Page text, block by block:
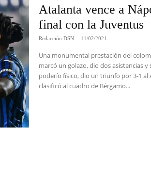
Atalanta vence a
final con la Juventus
Redacción DSN - 11/02/2021
Una monumental prestación del
marcó un golazo, dio dos asistencias
poderío físico, dio un triunfo por 3-1 al
clasificó al cuadro de Bérgamo...